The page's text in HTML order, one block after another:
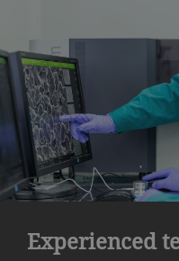
Experienced